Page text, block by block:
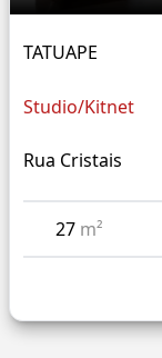
TATUAPE
Studio/Kitnet
Rua Cristais
27 m²